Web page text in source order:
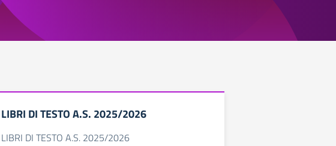
LIBRI DI TESTO A.S. 2025/2026
LIBRI DI TESTO A.S. 2025/2026